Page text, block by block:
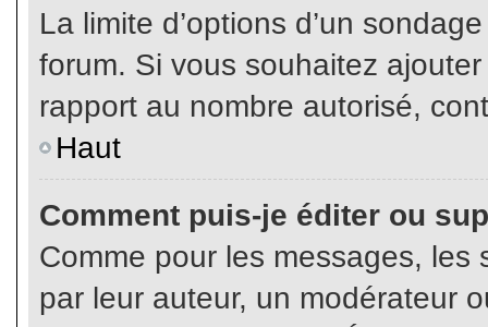
La limite d’options d’un
forum. Si vous souhaitez
rapport au nombre autorisé,
Haut
Comment puis-je éditer ou
Comme pour les messages,
par leur auteur, un modérateur